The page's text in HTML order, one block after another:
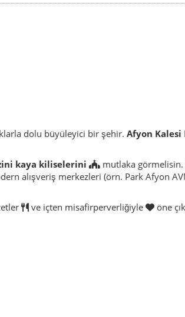
dolu büyüleyici bir şehir. Afyon Kalesi
kaya kiliselerini mutlaka görmelisin.
alışveriş merkezleri (örn. Park Afyon
ve içten misafirperverliğiyle
öne